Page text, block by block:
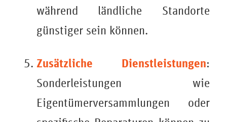
während ländliche Standorte
günstiger sein können.
Zusätzliche Dienstleistungen:
Sonderleistungen wie
Eigentümerversammlungen oder